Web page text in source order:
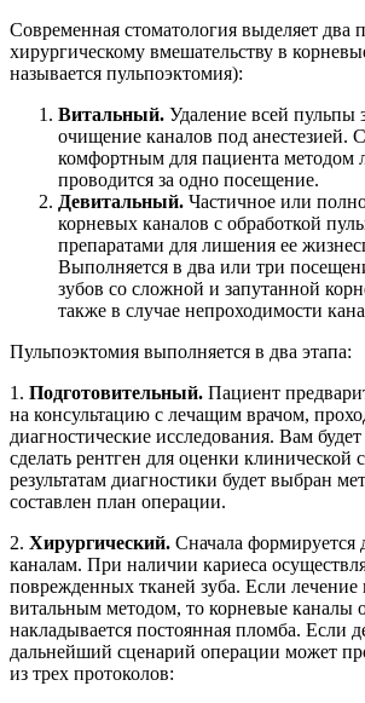
Современная стоматология выделяет два
хирургическому вмешательству в
называется пульпоэктомия):
Витальный. Удаление всей пульпы
очищение каналов под анестезией.
комфортным для пациента методом
проводится за одно посещение.
Девитальный. Частичное или
корневых каналов с обработкой
препаратами для лишения ее
Выполняется в два или три
зубов со сложной и запутанной
также в случае непроходимости
Пульпоэктомия выполняется в два этапа:
1. Подготовительный. Пациент
на консультацию с лечащим врачом,
диагностические исследования. Вам
сделать рентген для оценки клинической
результатам диагностики будет выбран
составлен план операции.
2. Хирургический. Сначала формируется
каналам. При наличии кариеса
поврежденных тканей зуба. Если лечение
витальным методом, то корневые каналы
накладывается постоянная пломба. Если
дальнейший сценарий операции может
из трех протоколов: